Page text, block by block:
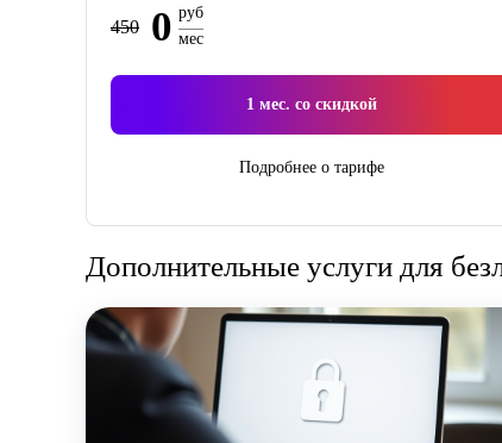
450 0 руб
мес
1 мес. со скидкой
Подробнее о тарифе
Дополнительные услуги для